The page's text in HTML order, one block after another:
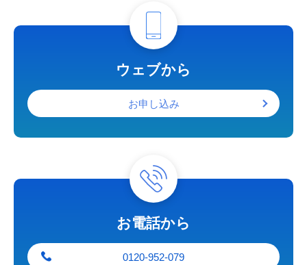
ウェブから
お申し込み
お電話から
0120-952-079